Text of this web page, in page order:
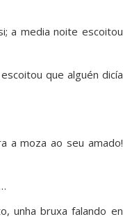
a media noite escoitou
que alguén dicía
a moza ao seu amado!
unha bruxa falando en